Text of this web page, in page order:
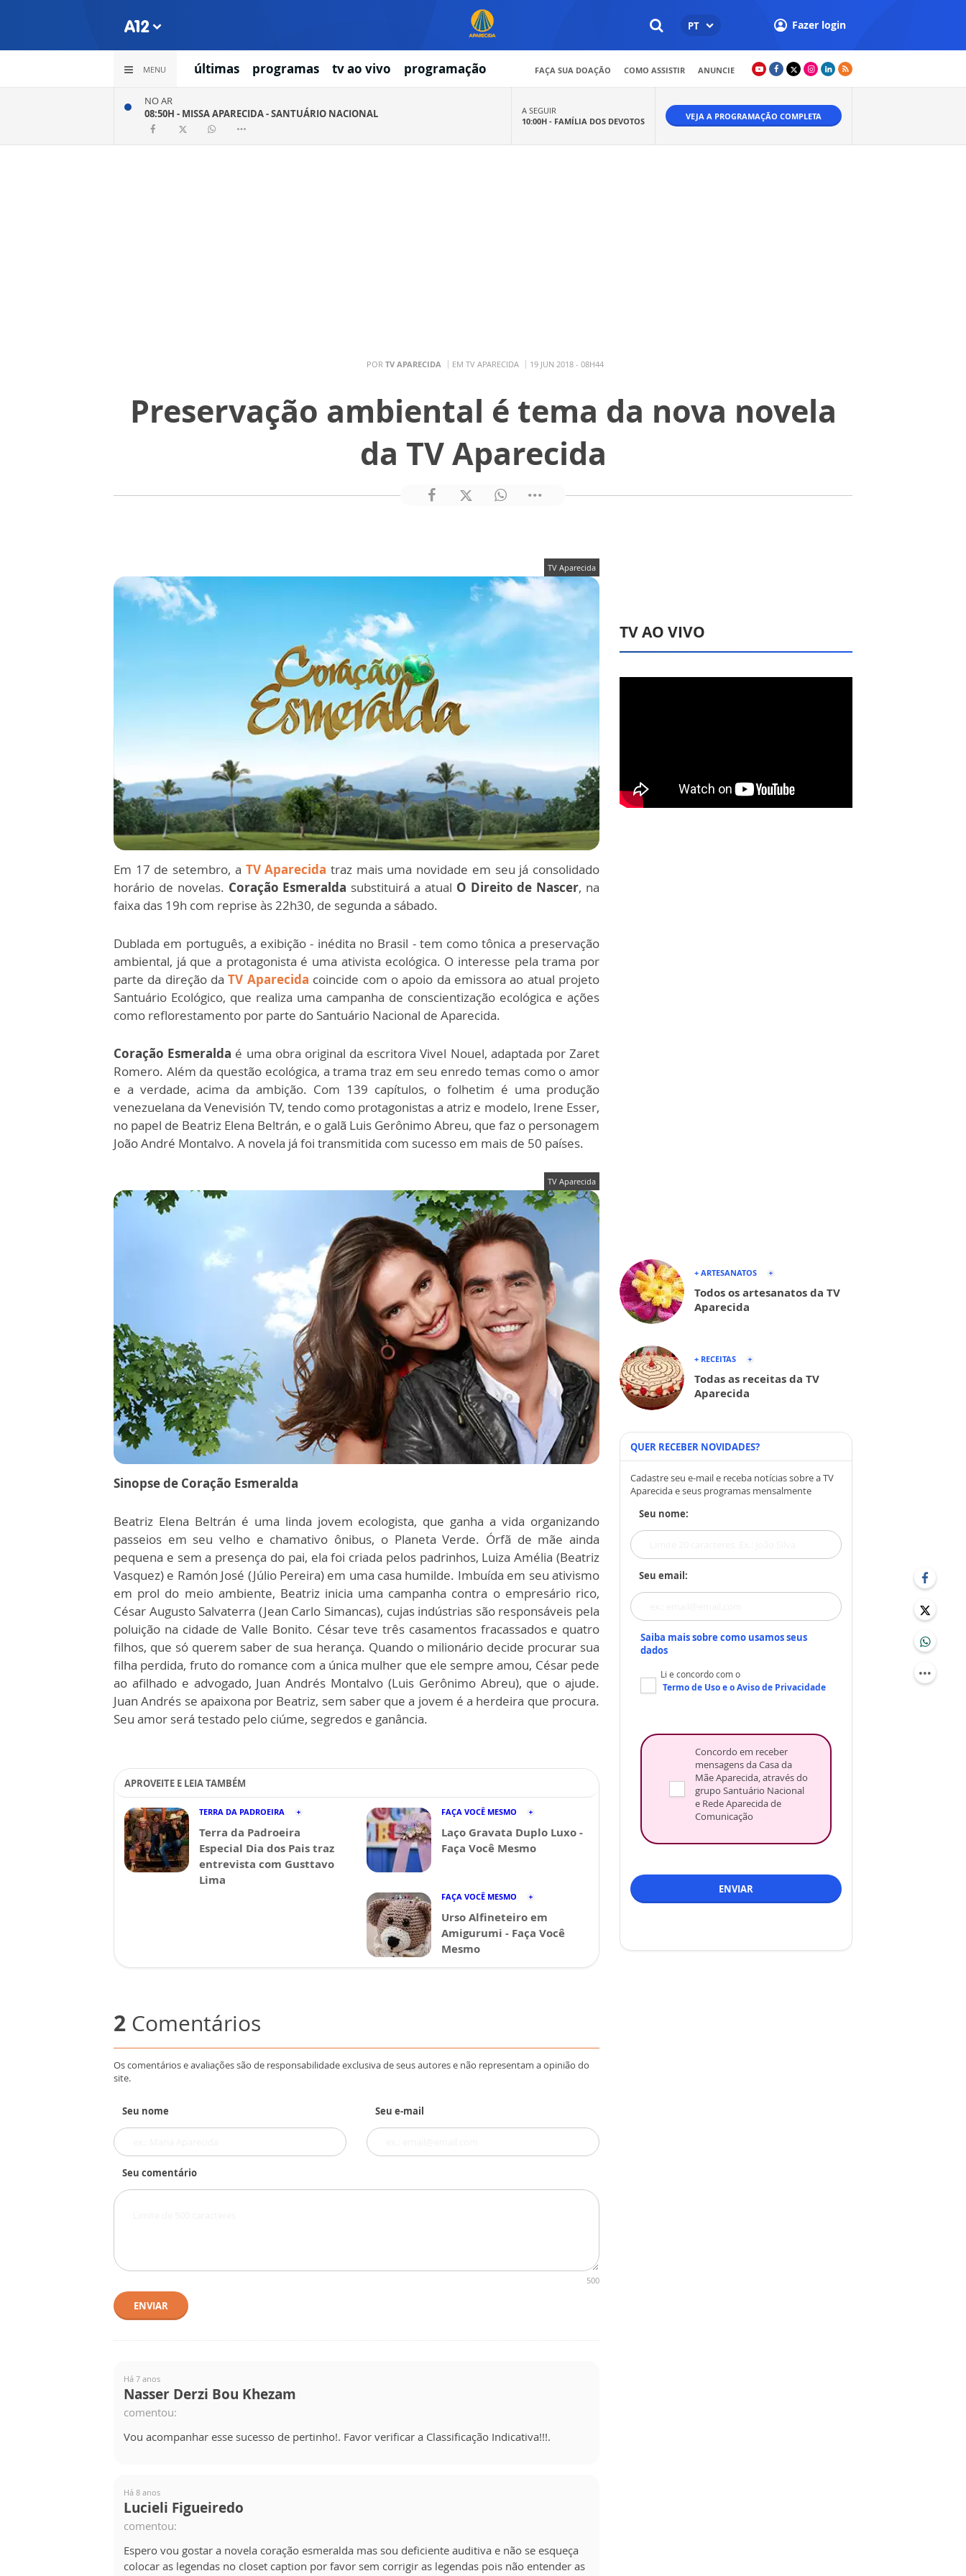
PT Fazer login
MENU últimas programas tv ao vivo programação FAÇA SUA DOAÇÃO COMO ASSISTIR ANUNCIE
NO AR
08:50H - MISSA APARECIDA - SANTUÁRIO NACIONAL
A SEGUIR
10:00H - FAMÍLIA DOS DEVOTOS VEJA A PROGRAMAÇÃO COMPLETA
POR TV APARECIDA EM TV APARECIDA 19 JUN 2018 - 08H44
Preservação ambiental é tema da nova novela
da TV Aparecida
TV Aparecida
Em 17 de setembro, a TV Aparecida traz mais uma novidade em seu já consolidado
horário de novelas. Coração Esmeralda substituirá a atual O Direito de Nascer, na
faixa das 19h com reprise às 22h30, de segunda a sábado.
Dublada em português, a exibição - inédita no Brasil - tem como tônica a preservação
ambiental, já que a protagonista é uma ativista ecológica. O interesse pela trama por
parte da direção daTV Aparecida coincide com o apoio da emissora ao atual projeto
Santuário Ecológico, que realiza uma campanha de conscientização ecológica e ações
como reflorestamento por parte do Santuário Nacional de Aparecida.
Coração Esmeralda é uma obra original da escritora Vivel Nouel, adaptada por Zaret
Romero. Além da questão ecológica, a trama traz em seu enredo temas como o amor
e a verdade, acima da ambição. Com 139 capítulos, o folhetim é uma produção
venezuelana da Venevisión TV, tendo como protagonistas a atriz e modelo, Irene Esser,
no papel de Beatriz Elena Beltrán, e o galã Luis Gerônimo Abreu, que faz o personagem
João André Montalvo. A novela já foi transmitida com sucesso em mais de 50 países.
TV Aparecida
Sinopse de Coração Esmeralda
Beatriz Elena Beltrán é uma linda jovem ecologista, que ganha a vida organizando
passeios em seu velho e chamativo ônibus, o Planeta Verde. Órfã de mãe ainda
pequena e sem a presença do pai, ela foi criada pelos padrinhos, Luiza Amélia (Beatriz
Vasquez) e Ramón José (Júlio Pereira) em uma casa humilde. Imbuída em seu ativismo
em prol do meio ambiente, Beatriz inicia uma campanha contra o empresário rico,
César Augusto Salvaterra (Jean Carlo Simancas), cujas indústrias são responsáveis pela
poluição na cidade de Valle Bonito. César teve três casamentos fracassados e quatro
filhos, que só querem saber de sua herança. Quando o milionário decide procurar sua
filha perdida, fruto do romance com a única mulher que ele sempre amou, César pede
ao afilhado e advogado, Juan Andrés Montalvo (Luis Gerônimo Abreu), que o ajude.
Juan Andrés se apaixona por Beatriz, sem saber que a jovem é a herdeira que procura.
Seu amor será testado pelo ciúme, segredos e ganância.
APROVEITE E LEIA TAMBÉM
TERRA DA PADROEIRA
Terra da Padroeira
Especial Dia dos Pais traz
entrevista com Gusttavo
Lima
FAÇA VOCÊ MESMO
Laço Gravata Duplo Luxo -
Faça Você Mesmo
FAÇA VOCÊ MESMO
Urso Alfineteiro em
Amigurumi - Faça Você
Mesmo
2 Comentários
Os comentários e avaliações são de responsabilidade exclusiva de seus autores e não representam a opinião do
site.
Seu nome Seu e-mail
Seu comentário
500
ENVIAR
Há 7 anos
Nasser Derzi Bou Khezam
comentou:
Vou acompanhar esse sucesso de pertinho!. Favor verificar a Classificação Indicativa!!!.
Há 8 anos
Lucieli Figueiredo
comentou:
Espero vou gostar a novela coração esmeralda mas sou deficiente auditiva e não se esqueça
colocar as legendas no closet caption por favor sem corrigir as legendas pois não entender as
TV AO VIVO
+ ARTESANATOS
Todos os artesanatos da TV
Aparecida
+ RECEITAS
Todas as receitas da TV
Aparecida
QUER RECEBER NOVIDADES?
Cadastre seu e-mail e receba notícias sobre a TV
Aparecida e seus programas mensalmente
Seu nome:
Seu email:
Saiba mais sobre como usamos seus
dados
Li e concordo com o
Termo de Usoe oAviso de Privacidade
Concordo em receber
mensagens da Casa da
Mãe Aparecida, através do
grupo Santuário Nacional
e Rede Aparecida de
Comunicação
ENVIAR